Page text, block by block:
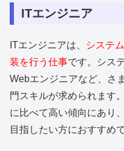
ITエンジニア
ITエンジニアは、
システ
装を行う仕事です。シス
Webエンジニアなど、さ
門スキルが求められます。
に比べて高い傾向にあり
目指したい方におすすめで